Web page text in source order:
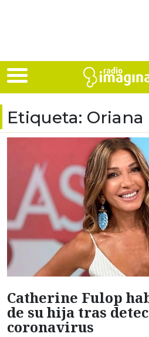
Etiqueta:
Catherine Fulop
de su hija tras
coronavirus